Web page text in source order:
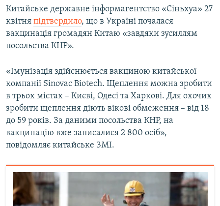
Китайське державне інформагентство «Сіньхуа» 27
квітня підтвердило, що в Україні почалася
вакцинація громадян Китаю «завдяки зусиллям
посольства КНР».
«Імунізація здійснюється вакциною китайської
компанії Sinovac Biotech. Щеплення можна зробити
в трьох містах – Києві, Одесі та Харкові. Для охочих
зробити щеплення діють вікові обмеження – від 18
до 59 років. За даними посольства КНР, на
вакцинацію вже записалися 2 800 осіб», –
повідомляє китайське ЗМІ.